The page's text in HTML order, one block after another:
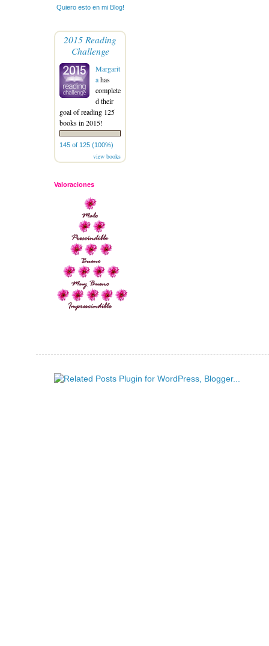
Quiero esto en mi Blog!
2015 Reading
Challenge
Margarit
ahas
complete
d their
goal of reading 125
books in 2015!
145 of 125 (100%)
view books
Valoraciones